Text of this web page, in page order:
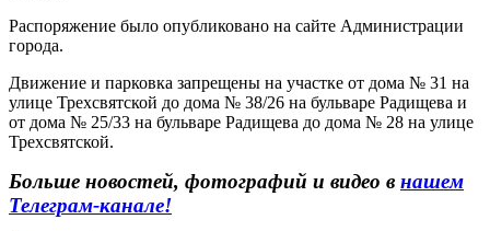
Распоряжение было опубликовано на сайте Администрации
города.
Движение и парковка запрещены на участке от дома № 31 на
улице Трехсвятской до дома № 38/26 на бульваре Радищева и
от дома № 25/33 на бульваре Радищева до дома № 28 на улице
Трехсвятской.
Больше новостей, фотографий и видео в нашем
Телеграм-канале!